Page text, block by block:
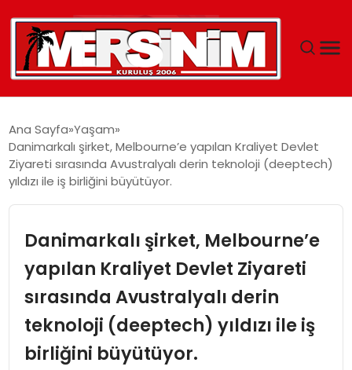
YAŞAM
SAĞLIK
EĞITIM
SPOR
EKONOMI
Ana Sayfa Yaşam
Danimarkalı şirket, Melbourne’e yapılan Kraliyet Devlet
Ziyareti sırasında Avustralyalı derin teknoloji (deeptech)
yıldızı ile iş birliğini büyütüyor.
Danimarkalı şirket, Melbourne’e
yapılan Kraliyet Devlet Ziyareti
sırasında Avustralyalı derin
teknoloji (deeptech) yıldızı ile iş
birliğini büyütüyor.